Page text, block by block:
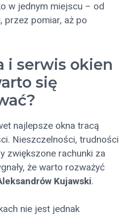
w jednym miejscu – od
przez pomiar, aż po
i serwis okien
się
najlepsze okna tracą
Nieszczelności, trudności
zwiększone rachunki za
że warto rozważyć
Kujawski.
nie jest jednak